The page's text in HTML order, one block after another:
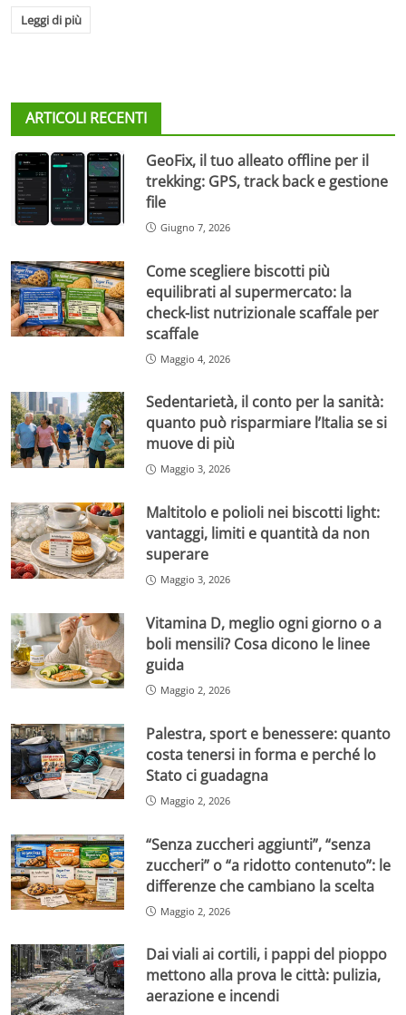
Leggi di più
ARTICOLI RECENTI
GeoFix, il tuo alleato offline per il
trekking: GPS, track back e gestione
file
Giugno 7, 2026
Come scegliere biscotti più
equilibrati al supermercato: la
check-list nutrizionale scaffale per
scaffale
Maggio 4, 2026
Sedentarietà, il conto per la sanità:
quanto può risparmiare l’Italia se si
muove di più
Maggio 3, 2026
Maltitolo e polioli nei biscotti light:
vantaggi, limiti e quantità da non
superare
Maggio 3, 2026
Vitamina D, meglio ogni giorno o a
boli mensili? Cosa dicono le linee
guida
Maggio 2, 2026
Palestra, sport e benessere: quanto
costa tenersi in forma e perché lo
Stato ci guadagna
Maggio 2, 2026
“Senza zuccheri aggiunti”, “senza
zuccheri” o “a ridotto contenuto”: le
differenze che cambiano la scelta
Maggio 2, 2026
Dai viali ai cortili, i pappi del pioppo
mettono alla prova le città: pulizia,
aerazione e incendi